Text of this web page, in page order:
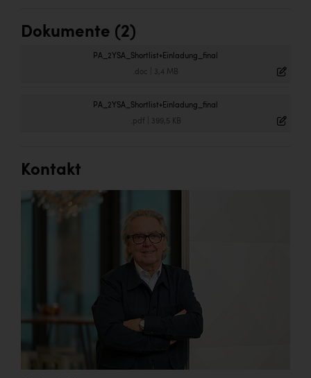
Dokumente (2)
PA_2YSA_Shortlist+Einladung_final
.doc 3,4 MB
PA_2YSA_Shortlist+Einladung_final
.pdf 399,5 KB
Kontakt